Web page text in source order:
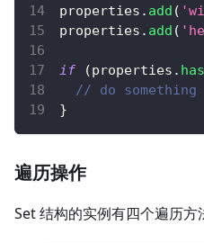
properties . add (
properties . add (
if (properties . has
// do something
}
遍历操作
Set 结构的实例有四个遍历方